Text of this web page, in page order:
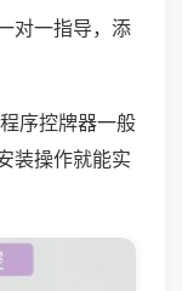
对一指导，添
序控牌器一般
装操作就能实